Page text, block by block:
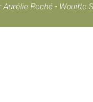
Aurélie Peché - Wouitte